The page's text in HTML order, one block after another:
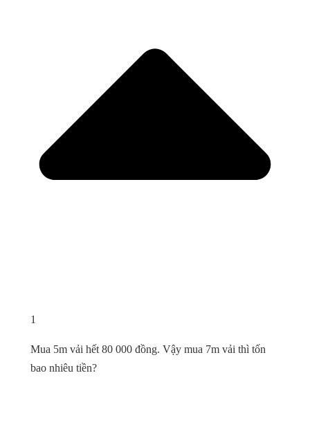
1
Mua 5m vải hết 80 000 đồng. Vậy mua 7m vải thì tốn
bao nhiêu tiền?